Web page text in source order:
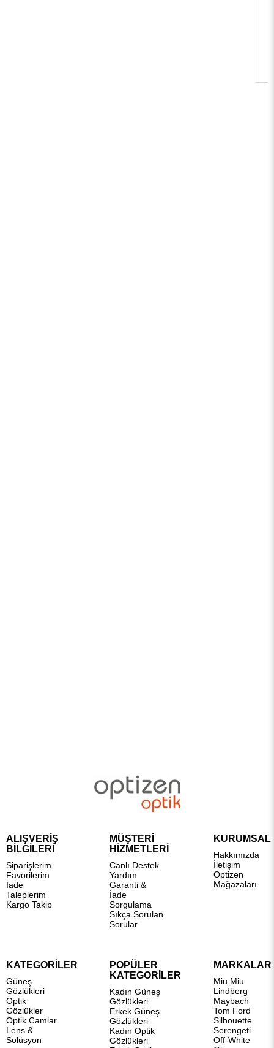
ALIŞVERİŞ
BİLGİLERİ
Siparişlerim
Favorilerim
İade
Taleplerim
Kargo Takip
MÜŞTERİ
HİZMETLERİ
Canlı Destek
Yardım
Garanti &
İade
Sorgulama
Sıkça Sorulan
Sorular
KURUMSAL
Hakkımızda
İletişim
Optizen
Mağazaları
KATEGORİLER
Güneş
Gözlükleri
Optik
Gözlükler
Optik Camlar
Lens &
Solüsyon
POPÜLER
KATEGORİLER
Kadın Güneş
Gözlükleri
Erkek Güneş
Gözlükleri
Kadın Optik
Gözlükleri
MARKALAR
Miu Miu
Lindberg
Maybach
Tom Ford
Silhouette
Serengeti
Off-White